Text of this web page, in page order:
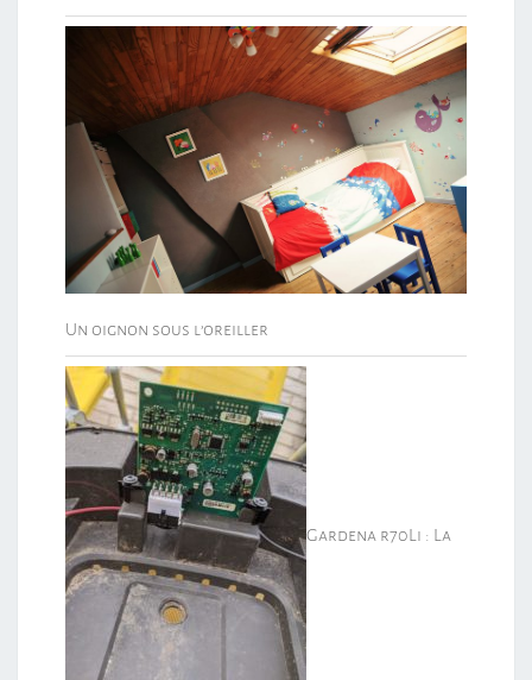
Un oignon sous l’oreiller
Gardena r70Li : La